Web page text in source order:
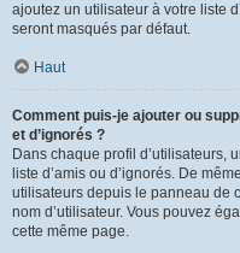
ajoutez un utilisateur à votre liste
seront masqués par défaut.
Haut
Comment puis-je ajouter ou
et d’ignorés ?
Dans chaque profil d’utilisateurs,
liste d’amis ou d’ignorés. De
utilisateurs depuis le panneau de
nom d’utilisateur. Vous pouvez
cette même page.